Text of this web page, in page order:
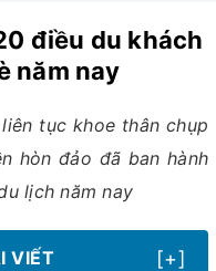
điều du khách
năm nay
tục khoe thân chụp
hòn đảo đã ban hành
lịch năm nay
VIẾT [+]